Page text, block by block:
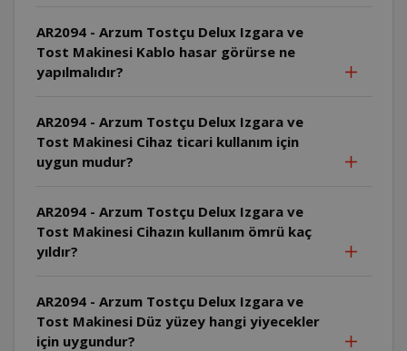
AR2094 - Arzum Tostçu Delux Izgara ve
Tost Makinesi Kablo hasar görürse ne
yapılmalıdır?
AR2094 - Arzum Tostçu Delux Izgara ve
Tost Makinesi Cihaz ticari kullanım için
uygun mudur?
AR2094 - Arzum Tostçu Delux Izgara ve
Tost Makinesi Cihazın kullanım ömrü kaç
yıldır?
AR2094 - Arzum Tostçu Delux Izgara ve
Tost Makinesi Düz yüzey hangi yiyecekler
için uygundur?